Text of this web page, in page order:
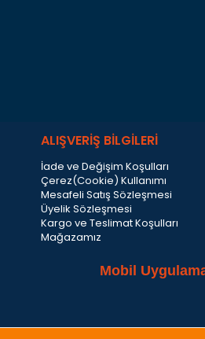
ALIŞVERİŞ BİLGİLERİ
İade ve Değişim Koşulları
Çerez(Cookie) Kullanımı
Mesafeli Satış Sözleşmesi
Üyelik Sözleşmesi
Kargo ve Teslimat Koşulları
Mağazamız
Mobil